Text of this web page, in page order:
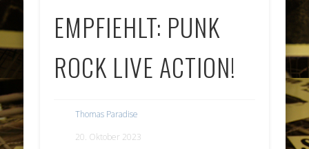
EMPFIEHLT: PUNK
ROCK LIVE ACTION!
Thomas Paradise
20. Oktober 2023